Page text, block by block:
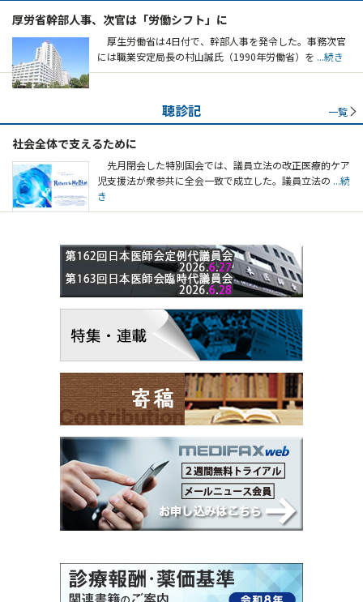
厚労省幹部人事、次官は「労働シフト」に
厚生労働省は4日付で、幹部人事を発令した。事務次官
には職業安定局長の村山誠氏（1990年労働省）を ...続き
聴診記 一覧
社会全体で支えるために
先月閉会した特別国会では、議員立法の改正医療的ケア
児支援法が衆参共に全会一致で成立した。議員立法の ...続
き